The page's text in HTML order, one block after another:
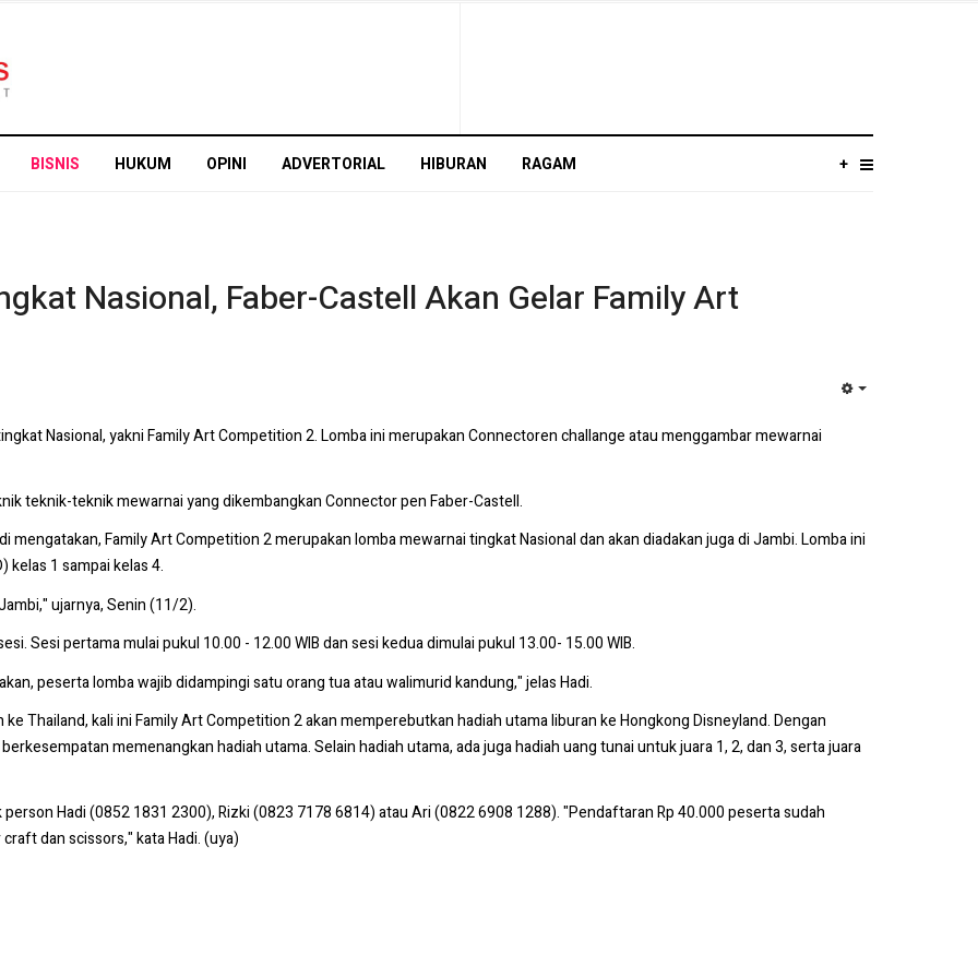
BISNIS HUKUM OPINI ADVERTORIAL HIBURAN RAGAM +
Nasional, Faber-Castell Akan Gelar Family Art
Nasional, yakni Family Art Competition 2. Lomba ini merupakan Connectoren challange atau menggambar mewarnai
teknik-teknik mewarnai yang dikembangkan Connector pen Faber-Castell.
mengatakan, Family Art Competition 2 merupakan lomba mewarnai tingkat Nasional dan akan diadakan juga di Jambi. Lomba ini
kelas 1 sampai kelas 4.
ujarnya, Senin (11/2).
Sesi pertama mulai pukul 10.00 - 12.00 WIB dan sesi kedua dimulai pukul 13.00- 15.00 WIB.
peserta lomba wajib didampingi satu orang tua atau walimurid kandung," jelas Hadi.
Thailand, kali ini Family Art Competition 2 akan memperebutkan hadiah utama liburan ke Hongkong Disneyland. Dengan
memenangkan hadiah utama. Selain hadiah utama, ada juga hadiah uang tunai untuk juara 1, 2, dan 3, serta juara
Hadi (0852 1831 2300), Rizki (0823 7178 6814) atau Ari (0822 6908 1288). "Pendaftaran Rp 40.000 peserta sudah
dan scissors," kata Hadi. (uya)